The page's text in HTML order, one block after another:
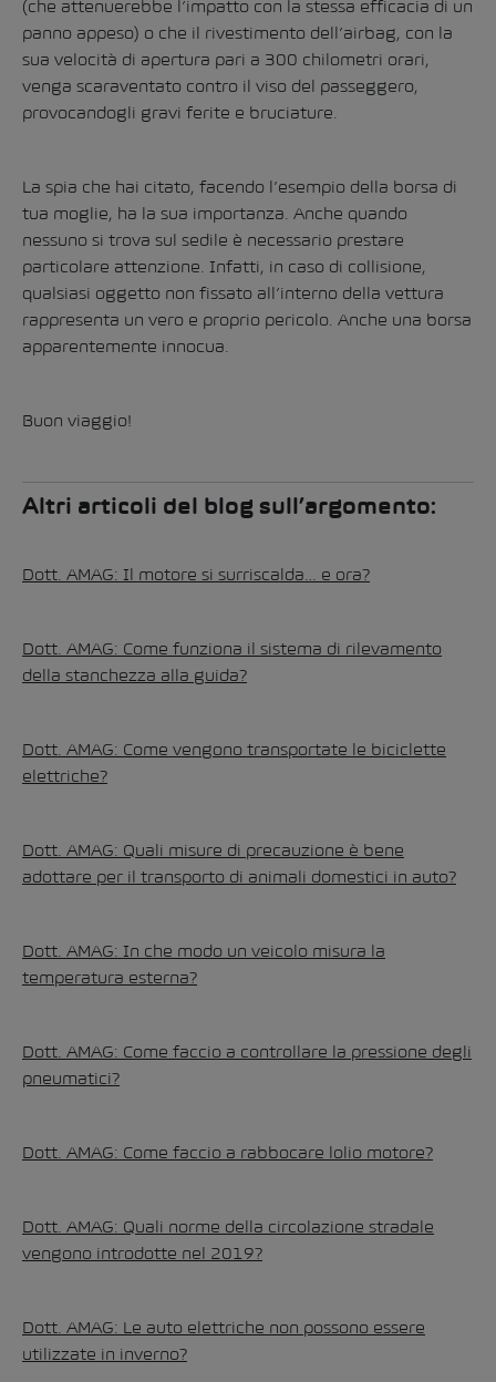
(che attenuerebbe l’impatto con la stessa efficacia di un
panno appeso) o che il rivestimento dell’airbag, con la
sua velocità di apertura pari a 300 chilometri orari,
venga scaraventato contro il viso del passeggero,
provocandogli gravi ferite e bruciature.
La spia che hai citato, facendo l’esempio della borsa di
tua moglie, ha la sua importanza. Anche quando
nessuno si trova sul sedile è necessario prestare
particolare attenzione. Infatti, in caso di collisione,
qualsiasi oggetto non fissato all’interno della vettura
rappresenta un vero e proprio pericolo. Anche una borsa
apparentemente innocua.
Buon viaggio!
Altri articoli del blog sull’argomento:
Dott. AMAG: Il motore si surriscalda… e ora?
Dott. AMAG: Come funziona il sistema di rilevamento
della stanchezza alla guida?
Dott. AMAG: Come vengono transportate le biciclette
elettriche?
Dott. AMAG: Quali misure di precauzione è bene
adottare per il transporto di animali domestici in auto?
Dott. AMAG: In che modo un veicolo misura la
temperatura esterna?
Dott. AMAG: Come faccio a controllare la pressione degli
pneumatici?
Dott. AMAG: Come faccio a rabbocare lolio motore?
Dott. AMAG: Quali norme della circolazione stradale
vengono introdotte nel 2019?
Dott. AMAG: Le auto elettriche non possono essere
utilizzate in inverno?